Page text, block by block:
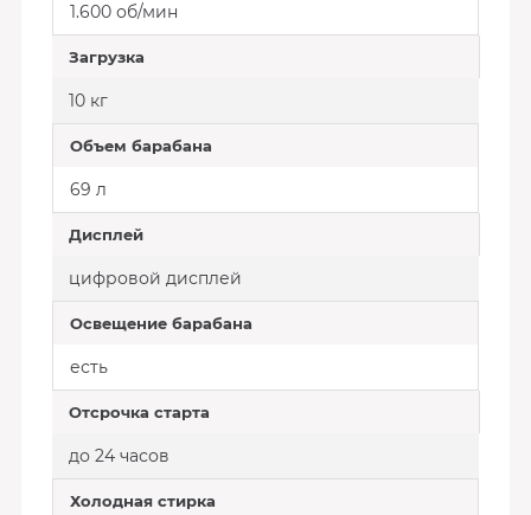
1.600 об/мин
Загрузка
10 кг
Объем барабана
69 л
Дисплей
цифровой дисплей
Освещение барабана
есть
Отсрочка старта
до 24 часов
Холодная стирка